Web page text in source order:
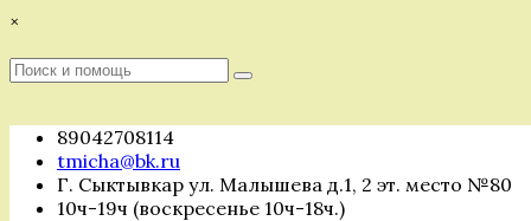
Перейти
содержимому
×
Поиск
Поиск
89042708114
tmicha@bk.ru
Г. Сыктывкар ул. Малышева д.1, 2 эт. место №80
10ч-19ч (воскресенье 10ч-18ч.)